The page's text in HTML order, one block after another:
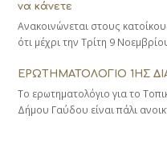
να κάνετε
Ανακοινώνεται στους
ότι μέχρι την Τρίτη 9
ΕΡΩΤΗΜΑΤΟΛΟΓΙΟ 1ΗΣ
Το ερωτηματολόγιο για το
Δήμου Γαύδου είναι πάλι